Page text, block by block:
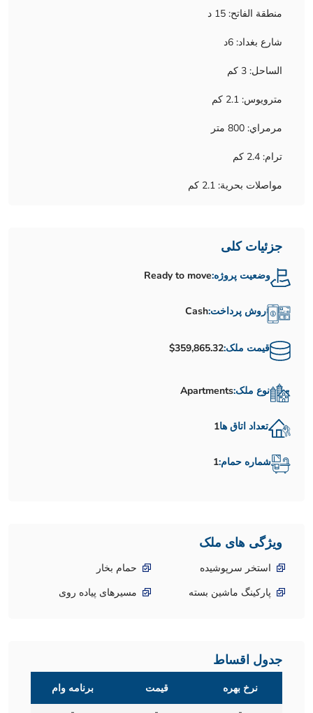
منطقة الفاتح: 15 د
شارع بغداد: 6د
الساحل: 3 كم
مترويوس: 2.1 كم
مرمراي: 800 متر
ترام: 2.4 كم
مواصلات بحرية: 2.1 كم
جزئیات کلی
وضعیت پروژه:Ready to move
روش پرداخت:Cash
قیمت ملک:$359,865.32
نوع ملک:Apartments
تعداد اتاق ها1
شماره حمام:1
ویژگی های ملک
استخر سرپوشیده
حمام بخار
پارکینگ ماشین بسته
مسیرهای پیاده روی
جدول اقساط
نرخ بهره قیمت
برنامه وام